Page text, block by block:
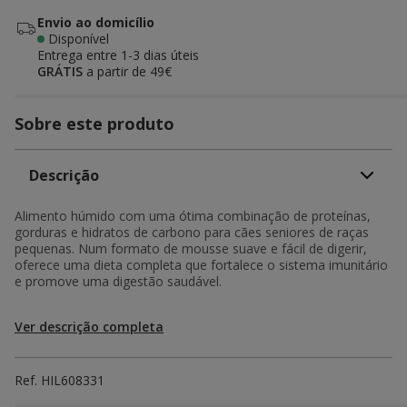
Envio ao domicílio
Disponível
Entrega entre 1-3 dias úteis
GRÁTIS a partir de 49€
Sobre este produto
Descrição
Alimento húmido com uma ótima combinação de proteínas,
gorduras e hidratos de carbono para cães seniores de raças
pequenas. Num formato de mousse suave e fácil de digerir,
oferece uma dieta completa que fortalece o sistema imunitário
e promove uma digestão saudável.
Ver descrição completa
Ref. HIL608331